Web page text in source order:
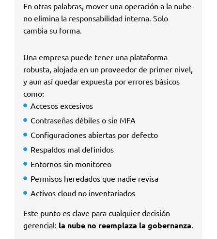
En otras palabras, mover una operación a la nube
no elimina la responsabilidad interna. Solo
cambia su forma.
Una empresa puede tener una plataforma
robusta, alojada en un proveedor de primer nivel,
y aun así quedar expuesta por errores básicos
como:
Accesos excesivos
Contraseñas débiles o sin MFA
Configuraciones abiertas por defecto
Respaldos mal definidos
Entornos sin monitoreo
Permisos heredados que nadie revisa
Activos cloud no inventariados
Este punto es clave para cualquier decisión
gerencial: la nube no reemplaza la gobernanza